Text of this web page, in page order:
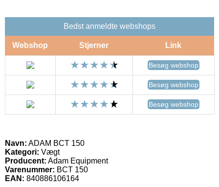
Bedst anmeldte webshops
Webshop Stjerner Link
Besøg webshop
Besøg webshop
Besøg webshop
Navn: ADAM BCT 150
Kategori: Vægt
Producent: Adam Equipment
Varenummer: BCT 150
EAN: 840886106164